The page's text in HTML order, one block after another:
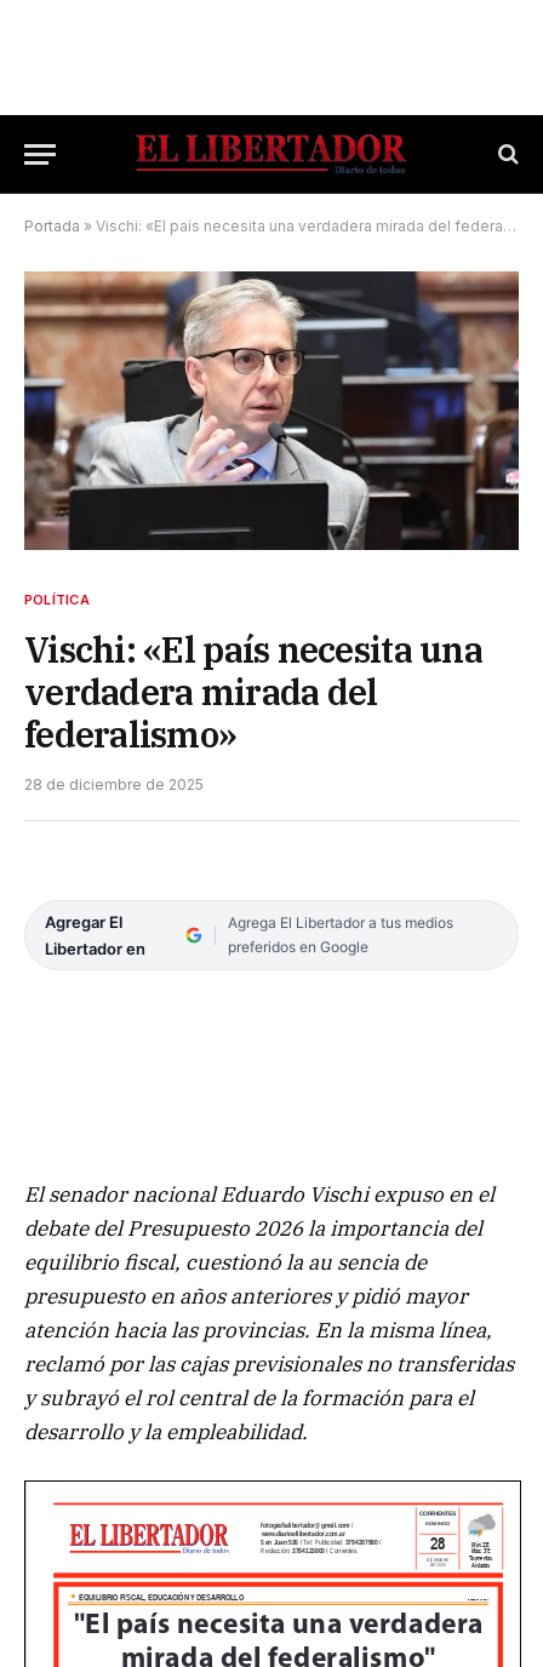
Portada » Vischi: «El país necesita una verdadera mirada del federalismo»
POLÍTICA
Vischi: «El país necesita una
verdadera mirada del
federalismo»
28 de diciembre de 2025
Agregar El
Libertador en
Agrega El Libertador a tus medios
preferidos en Google
El senador nacional Eduardo Vischi expuso en el
debate del Presupuesto 2026 la importancia del
equilibrio fiscal, cuestionó la au sencia de
presupuesto en años anteriores y pidió mayor
atención hacia las provincias. En la misma línea,
reclamó por las cajas previsionales no transferidas
y subrayó el rol central de la formación para el
desarrollo y la empleabilidad.